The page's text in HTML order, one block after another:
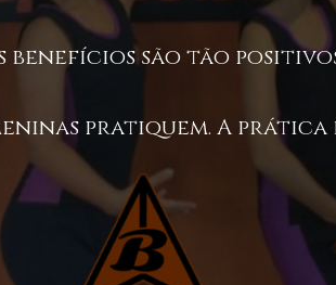
benefícios são tão
pratiquem. A